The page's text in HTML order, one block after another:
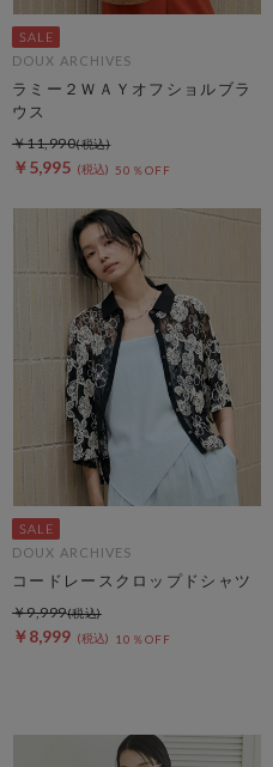
DOUX ARCHIVES
ラミー２ＷＡＹオフショルブラ
ウス
￥5,995 50％OFF
￥11,990
DOUX ARCHIVES
コードレースクロップドシャツ
￥8,999 10％OFF
￥9,999